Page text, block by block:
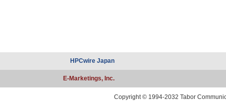
HPCwire Japan
E-Marketings, Inc.
Copyright © 1994-2032 Tabor